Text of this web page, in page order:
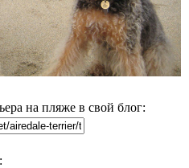
на пляже в свой блог: